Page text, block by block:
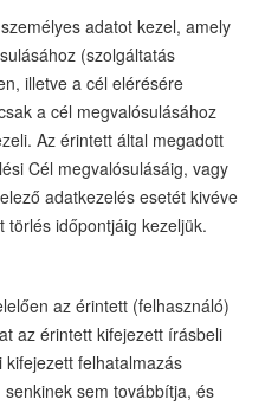
adatot kezel, amely
(szolgáltatás
illetve a cél elérésére
a cél megvalósulásához
Az érintett által megadott
Cél megvalósulásáig, vagy
adatkezelés esetét kivéve
időpontjáig kezeljük.
az érintett (felhasználó)
az érintett kifejezett írásbeli
felhatalmazás
sem továbbítja, és